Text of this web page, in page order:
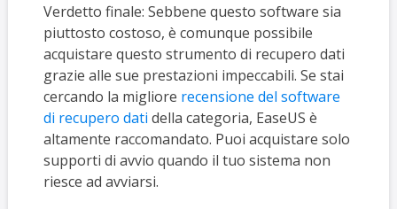
Verdetto finale: Sebbene questo software sia
piuttosto costoso, è comunque possibile
acquistare questo strumento di recupero dati
grazie alle sue prestazioni impeccabili. Se stai
cercando la migliore recensione del software
di recupero dati della categoria, EaseUS è
altamente raccomandato. Puoi acquistare solo
supporti di avvio quando il tuo sistema non
riesce ad avviarsi.